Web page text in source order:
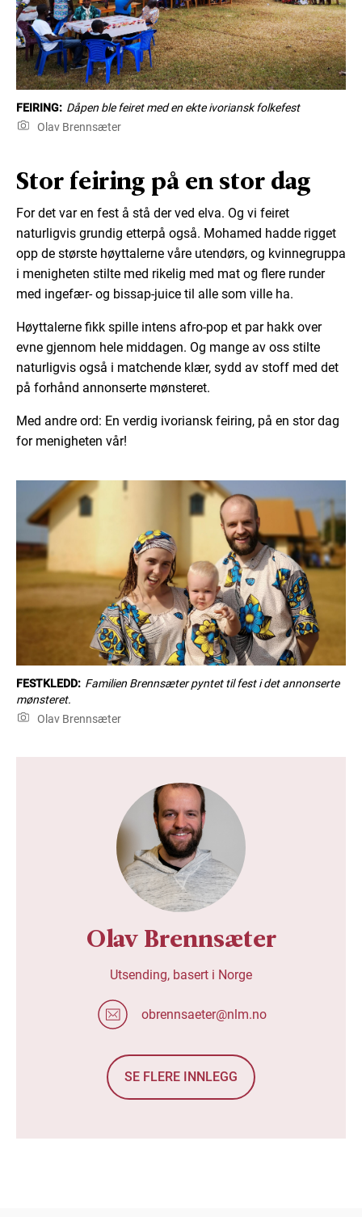
FEIRING: Dåpen ble feiret med en ekte ivoriansk folkefest
Olav Brennsæter
Stor feiring på en stor dag
For det var en fest å stå der ved elva. Og vi feiret
naturligvis grundig etterpå også. Mohamed hadde rigget
opp de største høyttalerne våre utendørs, og kvinnegruppa
i menigheten stilte med rikelig med mat og flere runder
med ingefær- og bissap-juice til alle som ville ha.
Høyttalerne fikk spille intens afro-pop et par hakk over
evne gjennom hele middagen. Og mange av oss stilte
naturligvis også i matchende klær, sydd av stoff med det
på forhånd annonserte mønsteret.
Med andre ord: En verdig ivoriansk feiring, på en stor dag
for menigheten vår!
FESTKLEDD: Familien Brennsæter pyntet til fest i det annonserte
mønsteret.
Olav Brennsæter
Olav Brennsæter
Utsending, basert i Norge
obrennsaeter@nlm.no
SE FLERE INNLEGG